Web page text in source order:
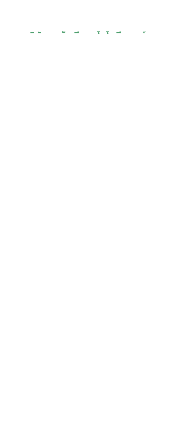
บริษัท เคเอ็นพี เทคโนโลยี แอนด์